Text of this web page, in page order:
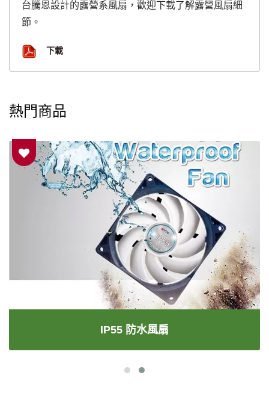
台騰恩設計的露營系風扇，歡迎下載了解露營風扇細
節。
下載
熱門商品
IP55 防水風扇